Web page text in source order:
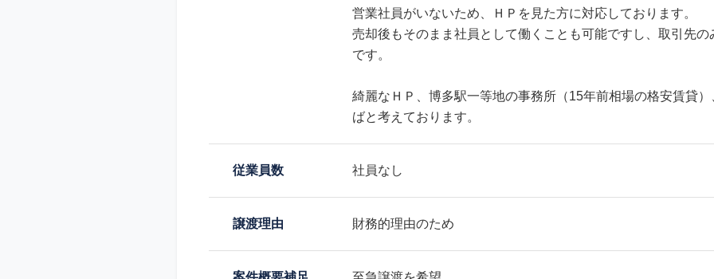
営業社員がいないため、ＨＰを見た方に対応しております。
売却後もそのまま社員として働くことも可能ですし、取引先
です。
綺麗なＨＰ、博多駅一等地の事務所（15年前相場の格安賃貸
ばと考えております。
従業員数 社員なし
譲渡理由 財務的理由のため